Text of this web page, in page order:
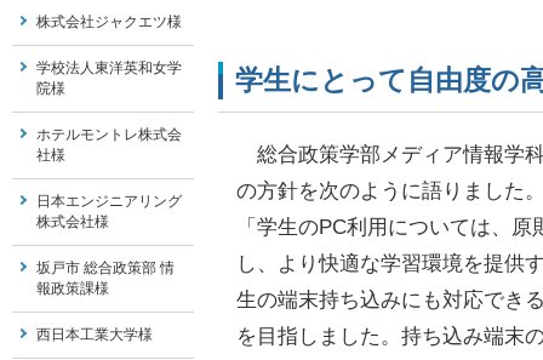
学生にとって自由度の
総合政策学部メディア情報学
の方針を次のように語りました
「学生のPC利用については、
し、より快適な学習環境を提供
生の端末持ち込みにも対応でき
を目指しました。持ち込み端末
株式会社ジャクエツ様
学校法人東洋英和女学
院様
ホテルモントレ株式会
社様
日本エンジニアリング
株式会社様
坂戸市 総合政策部 情
報政策課様
西日本工業大学様